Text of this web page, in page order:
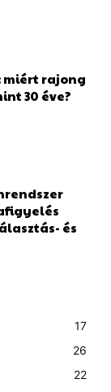
miért rajong
30 éve?
és
17
26
22